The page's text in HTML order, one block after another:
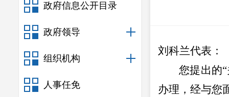
政府信息公开目录
政府领导
组织机构
人事任免
刘科兰代表：
您提出的
办理，经与您